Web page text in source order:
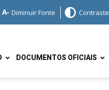
Diminuir Fonte Contraste
DOCUMENTOS OFICIAIS